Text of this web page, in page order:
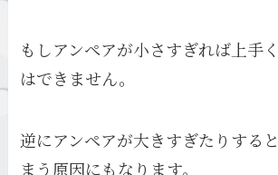
もしアンペアが小さすぎれば上手
はできません。
逆にアンペアが大きすぎたりする
まう原因にもなります。